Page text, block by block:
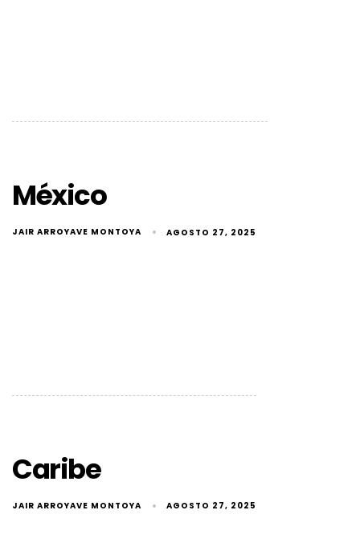
México
JAIR ARROYAVE MONTOYA AGOSTO 27, 2025
Caribe
JAIR ARROYAVE MONTOYA AGOSTO 27, 2025